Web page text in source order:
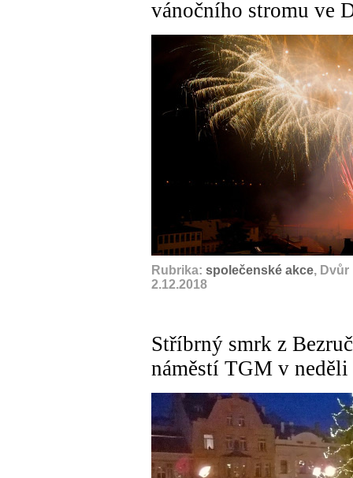
vánočního stromu ve
Rubrika: společenské akce, Dvůr
2.12.2018
Stříbrný smrk z
náměstí TGM v